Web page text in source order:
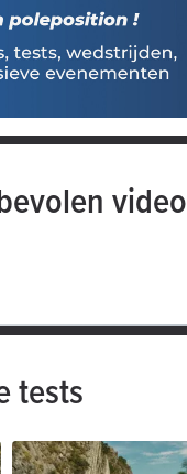
video
tests